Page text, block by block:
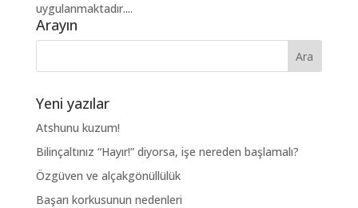
uygulanmaktadır....
Arayın
Yeni yazılar
Atshunu kuzum!
Bilinçaltınız “Hayır!” diyorsa, işe nereden başlamalı?
Özgüven ve alçakgönüllülük
Başarı korkusunun nedenleri